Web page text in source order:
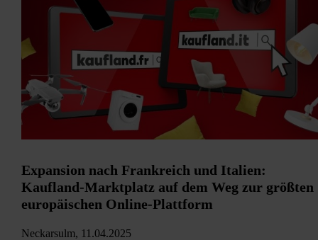
Expansion nach Frankreich und Italien:
Kaufland-Marktplatz auf dem Weg zur größten
europäischen Online-Plattform
Neckarsulm, 11.04.2025